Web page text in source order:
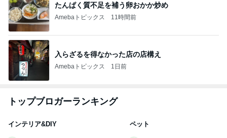
たんぱく質不足を補う卵おかか炒め
Amebaトピックス 11時間前
入らざるを得なかった店の店構え
Amebaトピックス 1日前
トップブロガーランキング
インテリア&DIY ペット